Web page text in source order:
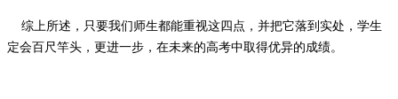
综上所述，只要我们师生都能重视这四点，并把它落到实处，学生
定会百尺竿头，更进一步，在未来的高考中取得优异的成绩。